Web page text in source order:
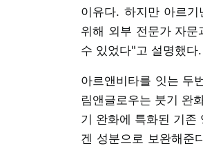
이유다. 하지만 아르
위해 외부 전문가 자
수 있었다"고 설명했다.
아르앤비타를 잇는 두
림앤글로우는 붓기 완
기 완화에 특화된 기존
겐 성분으로 보완해준